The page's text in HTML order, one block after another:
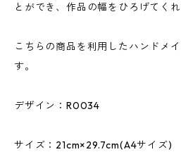
とができ、作品の幅をひろげてくれ
こちらの商品を利用したハンドメ
す。
デザイン：R0034
サイズ：21cm×29.7cm(A4サイズ)